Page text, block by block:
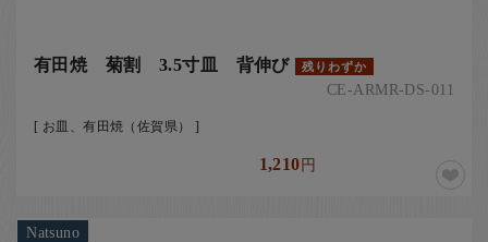
有田焼 菊割 3.5寸皿 背伸び 残りわずか
CE-ARMR-DS-011
[ お皿、有田焼（佐賀県） ]
1,210円
Natsuno